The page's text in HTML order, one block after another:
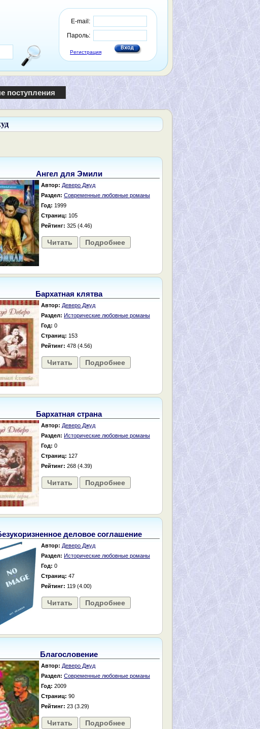
E-mail:
Пароль:
Регистрация
поступления
Ангел для Эмили
Автор: Деверо Джуд
Раздел: Современные любовные романы
Год: 1999
Страниц: 105
Рейтинг: 325 (4.46)
Читать Подробнее
Бархатная клятва
Автор: Деверо Джуд
Раздел: Исторические любовные романы
Год: 0
Страниц: 153
Рейтинг: 478 (4.56)
Читать Подробнее
Бархатная страна
Автор: Деверо Джуд
Раздел: Исторические любовные романы
Год: 0
Страниц: 127
Рейтинг: 268 (4.39)
Читать Подробнее
деловое соглашение
Автор: Деверо Джуд
Раздел: Исторические любовные романы
Год: 0
Страниц: 47
Рейтинг: 119 (4.00)
Читать Подробнее
Благословение
Автор: Деверо Джуд
Раздел: Современные любовные романы
Год: 2009
Страниц: 90
Рейтинг: 23 (3.29)
Читать Подробнее